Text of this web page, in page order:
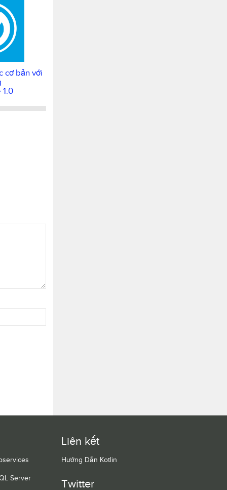
cơ bản với
1.0
Server
Liên kết
Hướng Dẫn Kotlin
Twitter